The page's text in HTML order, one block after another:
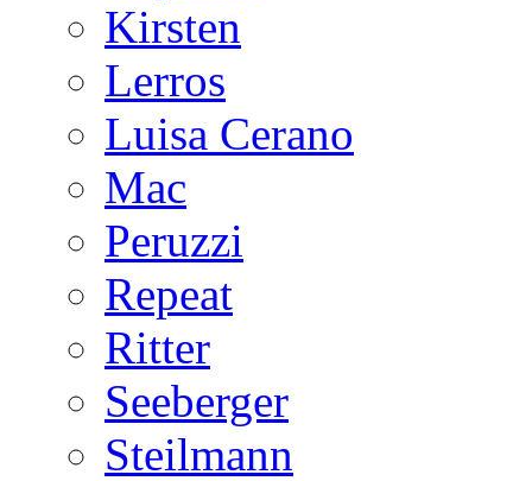
Kirsten
Lerros
Luisa Cerano
Mac
Peruzzi
Repeat
Ritter
Seeberger
Steilmann